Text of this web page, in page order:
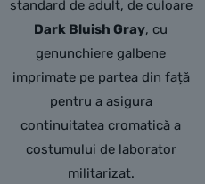
standard de adult, de culoare
Dark Bluish Gray, cu
genunchiere galbene
imprimate pe partea din față
pentru a asigura
continuitatea cromatică a
costumului de laborator
militarizat.